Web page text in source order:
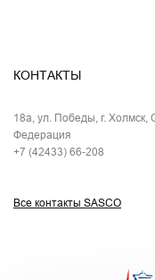
КОНТАКТЫ
18а, ул. Победы, г. Холмск,
Федерация
+7 (42433) 66-208
Все контакты SASCO